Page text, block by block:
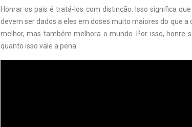
Honrar os pais é tratá-los com distinção. Isso significa
devem ser dados a eles em doses muito maiores do que a
melhor, mas também melhora o mundo. Por isso, honre
quanto isso vale a pena.